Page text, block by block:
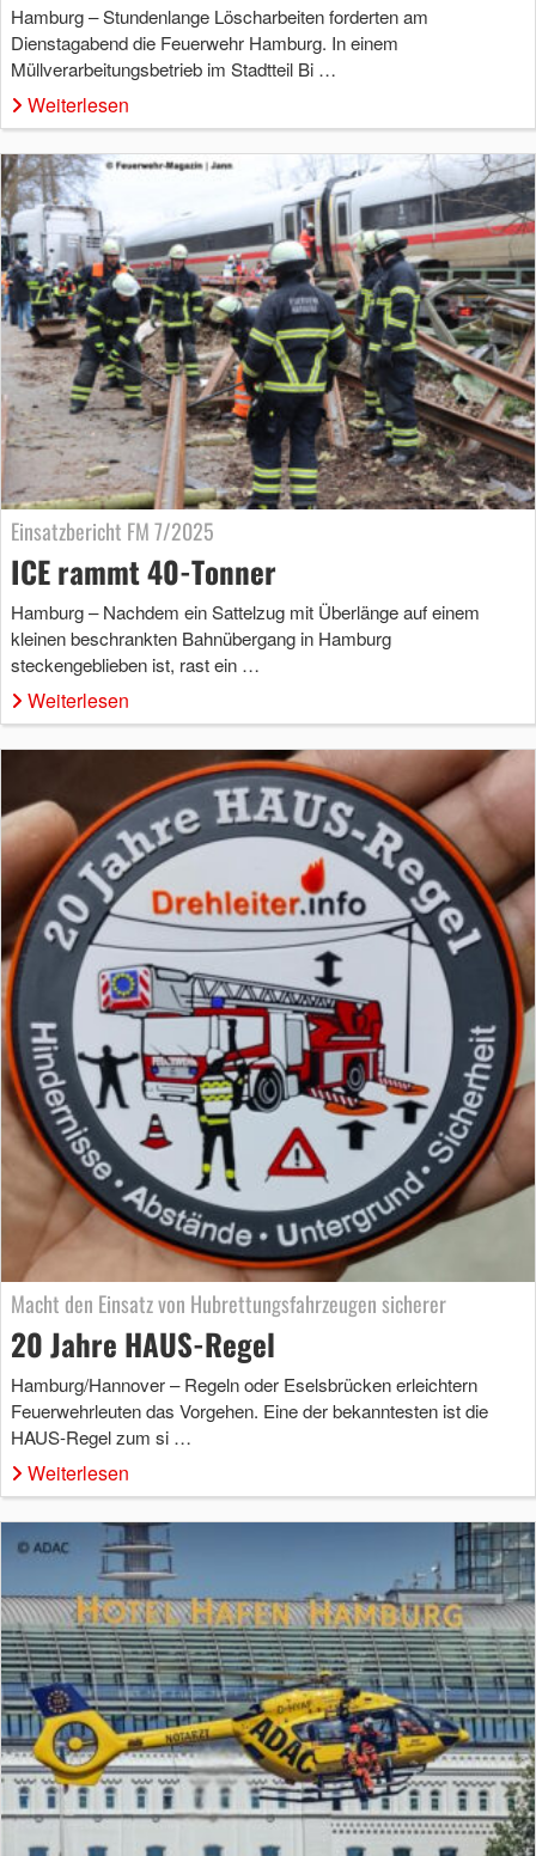
Hamburg – Stundenlange Löscharbeiten forderten am
Dienstagabend die Feuerwehr Hamburg. In einem
Müllverarbeitungsbetrieb im Stadtteil Bi …
Weiterlesen
Einsatzbericht FM 7/2025
ICE rammt 40-Tonner
Hamburg – Nachdem ein Sattelzug mit Überlänge auf einem
kleinen beschrankten Bahnübergang in Hamburg
steckengeblieben ist, rast ein …
Weiterlesen
Macht den Einsatz von Hubrettungsfahrzeugen sicherer
20 Jahre HAUS-Regel
Hamburg/Hannover – Regeln oder Eselsbrücken erleichtern
Feuerwehrleuten das Vorgehen. Eine der bekanntesten ist die
HAUS-Regel zum si …
Weiterlesen